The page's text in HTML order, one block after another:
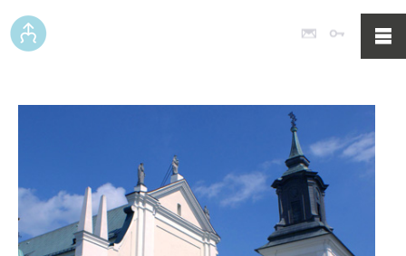
Poczta